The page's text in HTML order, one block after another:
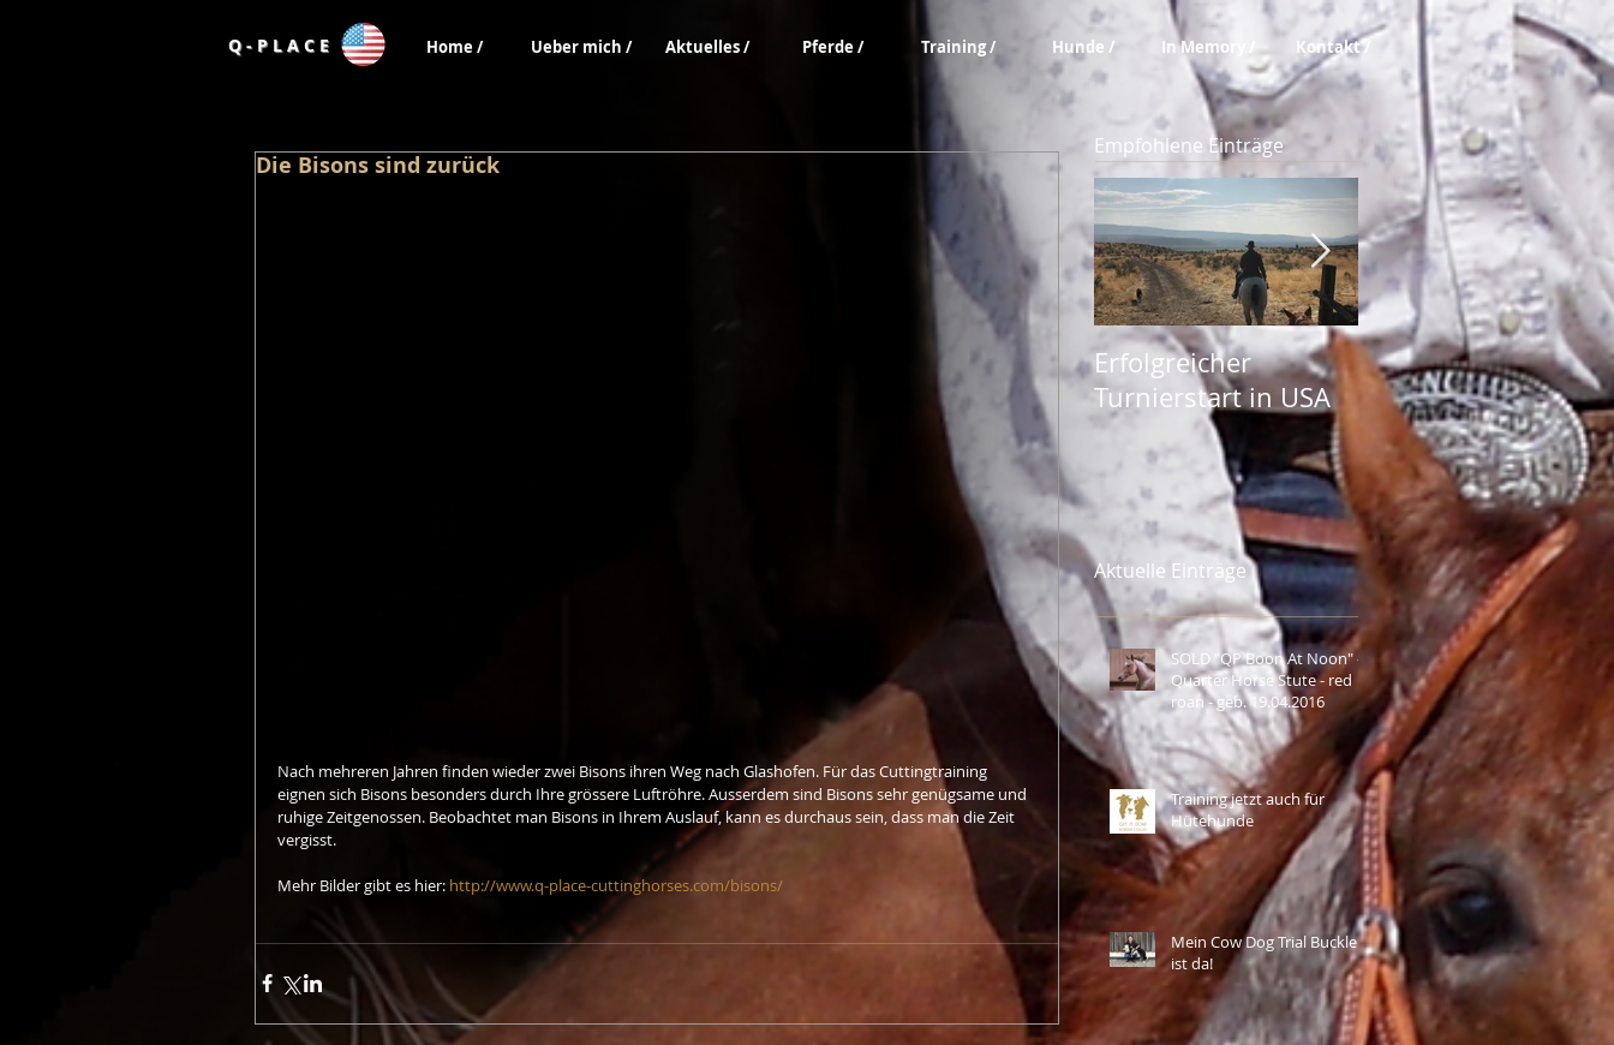
Q - P L A C E Home / Ueber mich / Aktuelles / Pferde / Training / Hunde / In Memory / Kontakt /
Die Bisons sind zurück
Nach mehreren Jahren finden wieder zwei Bisons ihren Weg nach Glashofen. Für das Cuttingtraining
eignen sich Bisons besonders durch Ihre grössere Luftröhre. Ausserdem sind Bisons sehr genügsame und
ruhige Zeitgenossen. Beobachtet man Bisons in Ihrem Auslauf, kann es durchaus sein, dass man die Zeit
vergisst.
Mehr Bilder gibt es hier: http://www.q-place-cuttinghorses.com/bisons/
Empfohlene Einträge
Erfolgreicher
Turnierstart in USA
Mustang Makeover
in Aachen: Mel ist
Cutting Demos
gebucht
Aktuelle Einträge
SOLD "QP Boon At Noon" -
Quarter Horse Stute - red
roan - geb. 19.04.2016
Training jetzt auch für
Hütehunde
Mein Cow Dog Trial Buckle
ist da!